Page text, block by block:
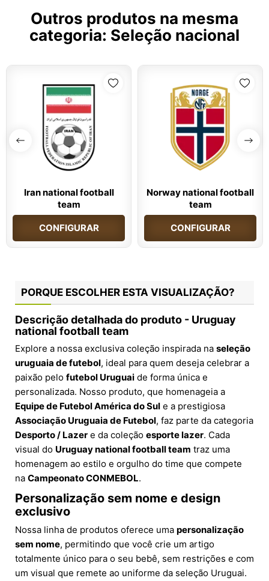
Outros produtos na mesma
categoria: Seleção nacional
Iran national football
team
CONFIGURAR
Norway national football
team
CONFIGURAR
PORQUE ESCOLHER ESTA VISUALIZAÇÃO?
Descrição detalhada do produto - Uruguay
national football team
Explore a nossa exclusiva coleção inspirada na seleção
uruguaia de futebol, ideal para quem deseja celebrar a
paixão pelo futebol Uruguai de forma única e
personalizada. Nosso produto, que homenageia a
Equipe de Futebol América do Sul e a prestigiosa
Associação Uruguaia de Futebol, faz parte da categoria
Desporto / Lazer e da coleção esporte lazer. Cada
visual do Uruguay national football team traz uma
homenagem ao estilo e orgulho do time que compete
na Campeonato CONMEBOL.
Personalização sem nome e design
exclusivo
Nossa linha de produtos oferece uma personalização
sem nome, permitindo que você crie um artigo
totalmente único para o seu bebê, sem restrições e com
um visual que remete ao uniforme da seleção Uruguai.